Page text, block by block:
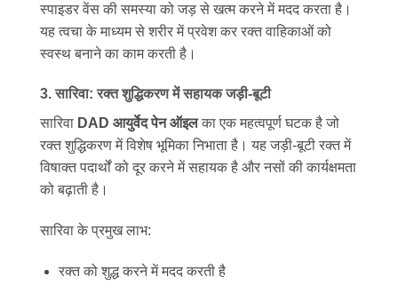
स्पाइडर वेंस की समस्या को जड़ से खत्म करने में मदद करता है।
यह त्वचा के माध्यम से शरीर में प्रवेश कर रक्त वाहिकाओं को
स्वस्थ बनाने का काम करती है।
3. सारिवा: रक्त शुद्धिकरण में सहायक जड़ी-बूटी
सारिवा DAD आयुर्वेद पेन ऑइलका एक महत्वपूर्ण घटक है जो
रक्त शुद्धिकरण में विशेष भूमिका निभाता है। यह जड़ी-बूटी रक्त में
विषाक्त पदार्थों को दूर करने में सहायक है और नसों की कार्यक्षमता
को बढ़ाती है।
सारिवा के प्रमुख लाभ:
रक्त को शुद्ध करने में मदद करती है